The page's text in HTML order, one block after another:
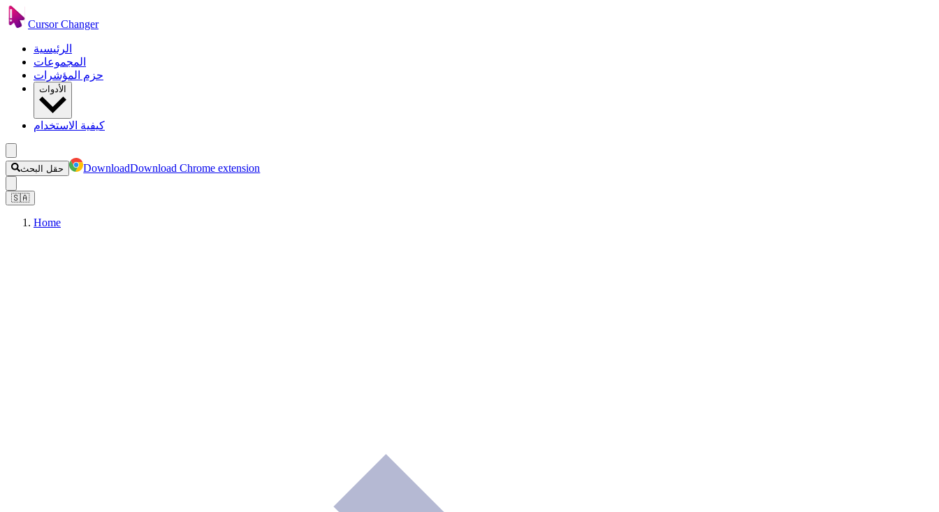
Cursor Changer
الرئيسية
المجموعات
حزم المؤشرات
الأدوات
كيفية الاستخدام
حقل البحث DownloadDownload Chrome extension
🇸🇦
Home